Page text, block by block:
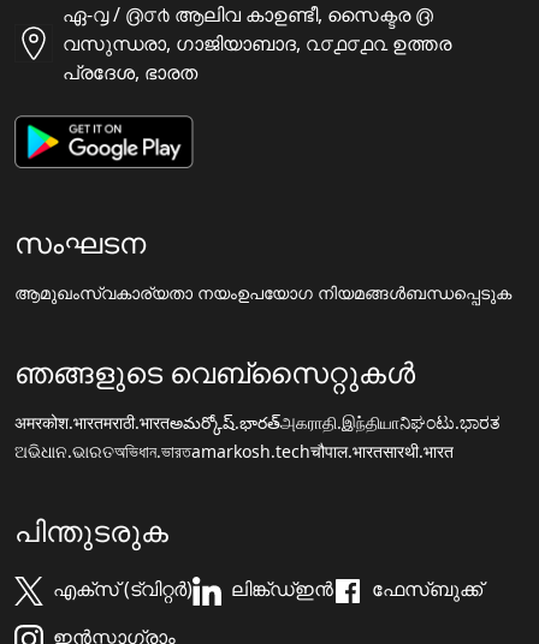
ഏ-൮ / ൫൦൪ ആലിവ കാഉണ്ടീ, സൈക്ടര ൫
വസുന്ധരാ, ഗാജിയാബാദ, ൨൦൧൦൧൨ ഉത്തര
പ്രദേശ, ഭാരത
സംഘടന
ആമുഖംസ്വകാര്യതാ നയംഉപയോഗ നിയമങ്ങൾബന്ധപ്പെടുക
ഞങ്ങളുടെ വെബ്സൈറ്റുകൾ
अमरकोश.भारतमराठी.भारतఅమర్కోష్.భారత్அகராதி.இந்தியாನಿಘಂಟು.ಭಾರತ
ଅଭିଧାନ.ଭାରତঅভিধান.ভারতamarkosh.techचौपाल.भारतसारथी.भारत
പിന്തുടരുക
എക്സ് (ട്വിറ്റർ) ലിങ്ക്ഡ്ഇൻ
ഫേസ്ബുക്ക്
ഇൻസ്റ്റാഗ്രാം